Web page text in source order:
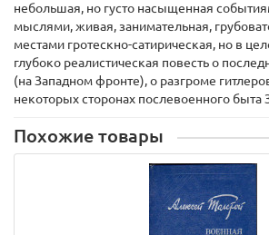
небольшая, но густо насыщенная
мыслями, живая, занимательная,
местами гротескно-сатирическая, но в
глубоко реалистическая повесть о
(на Западном фронте), о разгроме
некоторых сторонах послевоенного быта
Похожие товары